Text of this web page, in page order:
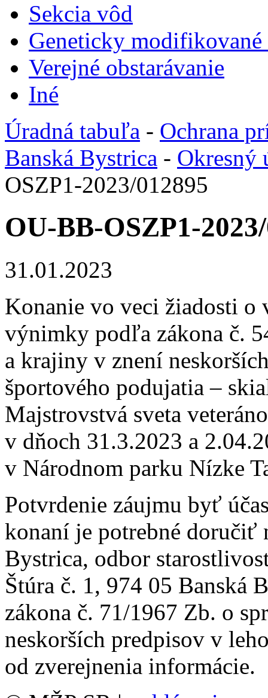
Sekcia vôd
Geneticky
Verejné obstarávanie
Iné
Úradná tabuľa - Ochrana
Banská Bystrica - Okresný
OSZP1-2023/012895
OU-BB-OSZP1-
31.01.2023
Konanie vo veci žiadosti o
výnimky podľa zákona č.
a krajiny v znení
športového podujatia –
Majstrovstvá sveta
v dňoch 31.3.2023 a
v Národnom parku Nízke
Potvrdenie záujmu byť
konaní je potrebné doručiť
Bystrica, odbor
Štúra č. 1, 974 05 Banská
zákona č. 71/1967 Zb. o
neskorších predpisov v
od zverejnenia informácie.